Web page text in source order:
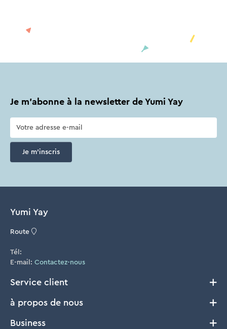
Je m'abonne à la newsletter de Yumi Yay
Je m'inscris
Yumi Yay
Route
Tél:
E-mail: Contactez-nous
Service client
Livraison et Retours
à propos de nous
Notre histoire
Business